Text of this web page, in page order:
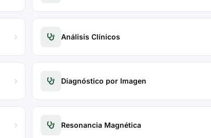
Análisis Clínicos
Diagnóstico por Imagen
Resonancia Magnética